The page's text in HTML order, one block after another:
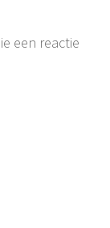
een reactie